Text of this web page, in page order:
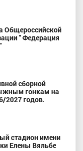
Общероссийской
" Федерация
сборной
гонкам на
2027 годов.
стадион имени
Елены Вяльбе